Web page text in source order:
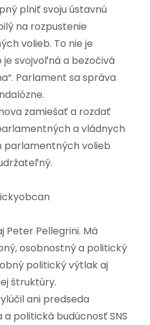
plniť svoju ústavnú
na rozpustenie
volieb. To nie je
svojvoľná a bezočivá
Parlament sa správa
zamiešať a rozdať
a vládnych
parlamentných volieb
Peter Pellegrini. Má
osobnostný a politický
politický výtlak aj
štruktúry.
ani predseda
politická budúcnosť SNS